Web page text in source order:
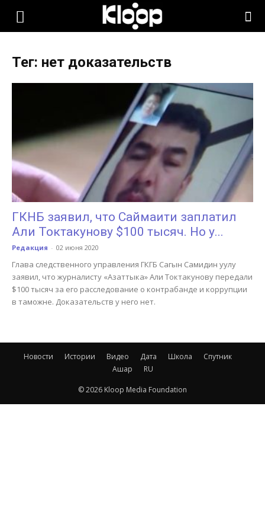
KLOOP.KG
Кыргызстана
Тег: нет доказательств
ГКНБ заявил, что Саймаити заплатил
Али Токтакунову $100 тысяч. Но у...
Редакция - 02 июня 2020
Глава следственного управления ГКГБ Сагын Самидин уулу
заявил, что журналисту «Азаттыка» Али Токтакунову передали
$100 тысяч за его расследование о контрабанде и коррупции
в таможне. Доказательств у него нет.
Новости Истории Видео Дата Школа
Спутник
Ашар
RU
© 2026 Kloop Media Foundation